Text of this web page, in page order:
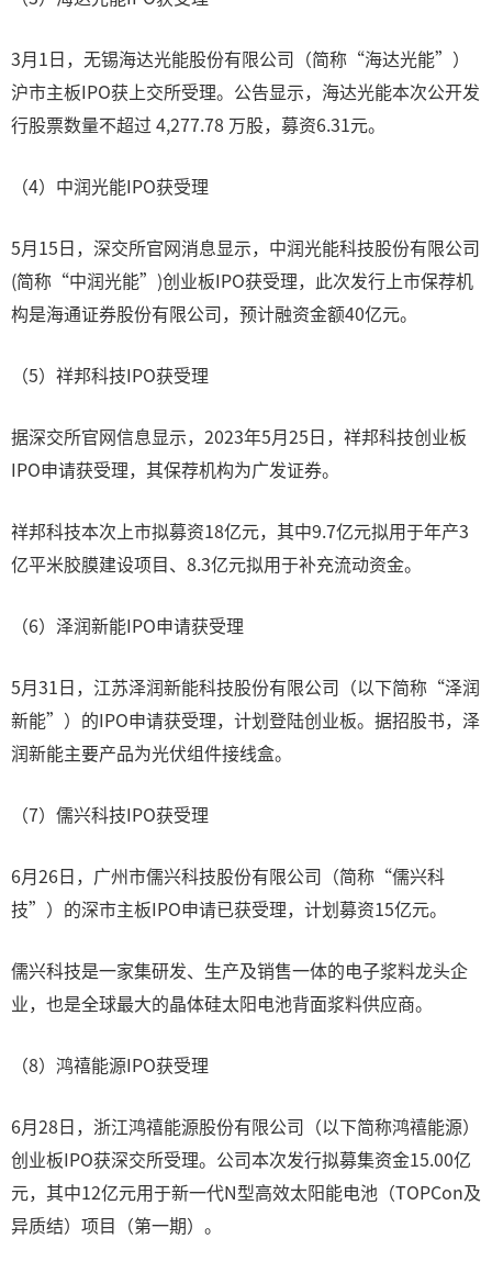
3月1日，无锡海达光能股份有限公司（简称“海达光能”）
沪市主板IPO获上交所受理。公告显示，海达光能本次公开发
行股票数量不超过 4,277.78 万股，募资6.31元。
（4）中润光能IPO获受理
5月15日，深交所官网消息显示，中润光能科技股份有限公司
(简称“中润光能”)创业板IPO获受理，此次发行上市保荐机
构是海通证券股份有限公司，预计融资金额40亿元。
（5）祥邦科技IPO获受理
据深交所官网信息显示，2023年5月25日，祥邦科技创业板
IPO申请获受理，其保荐机构为广发证券。
祥邦科技本次上市拟募资18亿元，其中9.7亿元拟用于年产3
亿平米胶膜建设项目、8.3亿元拟用于补充流动资金。
（6）泽润新能IPO申请获受理
5月31日，江苏泽润新能科技股份有限公司（以下简称“泽润
新能”）的IPO申请获受理，计划登陆创业板。据招股书，泽
润新能主要产品为光伏组件接线盒。
（7）儒兴科技IPO获受理
6月26日，广州市儒兴科技股份有限公司（简称“儒兴科
技”）的深市主板IPO申请已获受理，计划募资15亿元。
儒兴科技是一家集研发、生产及销售一体的电子浆料龙头企
业，也是全球最大的晶体硅太阳电池背面浆料供应商。
（8）鸿禧能源IPO获受理
6月28日，浙江鸿禧能源股份有限公司（以下简称鸿禧能源）
创业板IPO获深交所受理。公司本次发行拟募集资金15.00亿
元，其中12亿元用于新一代N型高效太阳能电池（TOPCon及
异质结）项目（第一期）。